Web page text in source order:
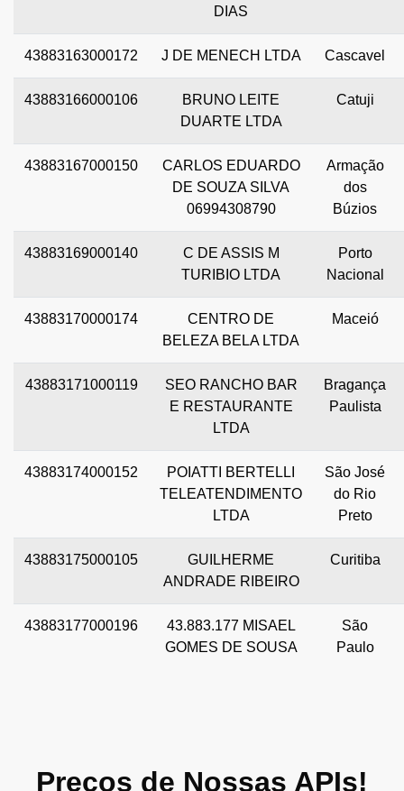
DIAS
43883163000172 J DE MENECH LTDA Cascavel
43883166000106
BRUNO LEITE
DUARTE LTDA
Catuji
43883167000150
CARLOS EDUARDO
DE SOUZA SILVA
06994308790
Armação
dos
Búzios
43883169000140
C DE ASSIS M
TURIBIO LTDA
Porto
Nacional
43883170000174
CENTRO DE
BELEZA BELA LTDA
Maceió
43883171000119
SEO RANCHO BAR
E RESTAURANTE
LTDA
Bragança
Paulista
43883174000152
POIATTI BERTELLI
TELEATENDIMENTO
LTDA
São José
do Rio
Preto
43883175000105
GUILHERME
ANDRADE RIBEIRO
Curitiba
43883177000196
43.883.177 MISAEL
GOMES DE SOUSA
São
Paulo
Preços de Nossas APIs!